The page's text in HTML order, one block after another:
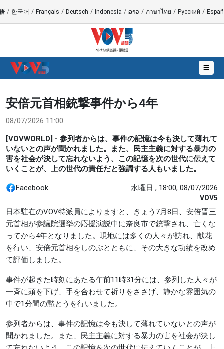
/ 한국어 / Français / Deutsch / Indonesia / ລາວ / ภาษาไทย / Русский /
☰
安倍元首相銃撃事件から4年
08/07/2026 11:00
[VOVWORLD] - 参列者からは、事件の記憶は今も決して薄れて
いないとの声が聞かれました。また、民主主義に対する暴力の
害を社会が決して忘れないよう、この記憶を次の世代に伝えて
いくことが、上の世代の責任だと強調する人もいました。
Facebook 水曜日 , 18:00, 08/07/2026
VOV5
日本駐在のVOV特派員によりますと、きょう7月8日、安倍晋三
元首相が参議院選挙の応援演説中に奈良市で銃撃され、亡くな
ってから4年となりました。現地には多くの人々が訪れ、献花
を行い、安倍元首相をしのぶとともに、その大きな功績を改め
て評価しました。
事件が起きた時刻にあたる午前11時31分には、参列した人々が
一斉に頭を下げ、手を合わせて祈りをささげ、静かな雰囲気の
中で1分間の黙とうを行いました。
参列者からは、事件の記憶は今も決して薄れていないとの声が
聞かれました。また、民主主義に対する暴力の害を社会が決し